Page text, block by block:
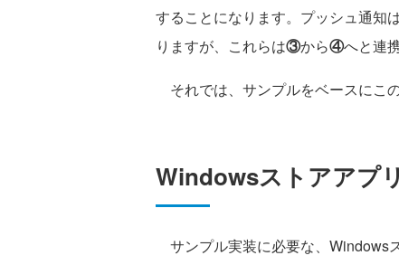
することになります。プッシュ通知
りますが、これらは③から④へと連
それでは、サンプルをベースにこ
Windowsストアアプ
サンプル実装に必要な、Windows